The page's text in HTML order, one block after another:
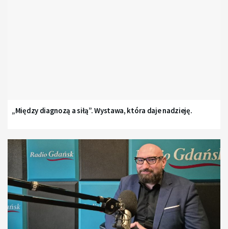
„Między diagnozą a siłą”. Wystawa, która daje nadzieję.